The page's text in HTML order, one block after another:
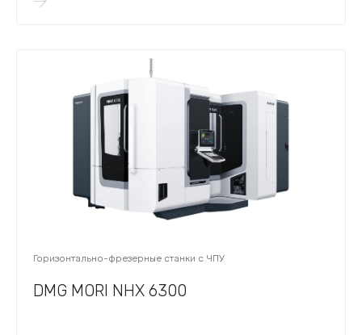
Горизонтально-фрезерные станки с ЧПУ
DMG MORI NHX 6300